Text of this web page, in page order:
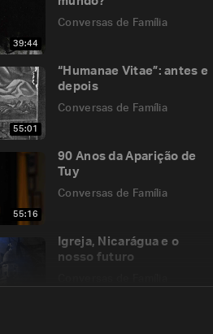
39:44
Conversas de Família
55:01
“Humanae Vitae”: antes e
depois
Conversas de Família
55:16
90 Anos da Aparição de
Tuy
Conversas de Família
Igreja, Nicarágua e o
nosso futuro